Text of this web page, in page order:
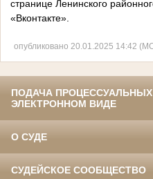
странице Ленинского
«Вконтакте».
опубликовано 20.01.2025 14:42
ПОДАЧА
ЭЛЕКТРОННОМ ВИДЕ
О СУДЕ
СУДЕЙСКОЕ СООБЩЕСТВО